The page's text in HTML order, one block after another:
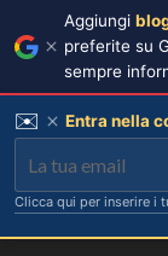
Aggiungi
preferite su
sempre
✉️ Entra nella
Clicca qui per inserire i